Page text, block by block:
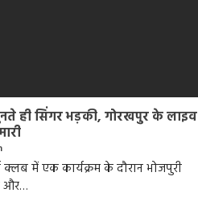
ही सिंगर भड़की, गोरखपुर के लाइव
में एक कार्यक्रम के दौरान भोजपुरी
और…